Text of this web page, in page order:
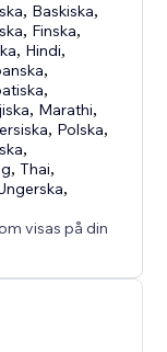
, Baskiska,
, Finska,
, Hindi,
,
,
, Marathi,
, Polska,
,
,Thai,
,
visas på din